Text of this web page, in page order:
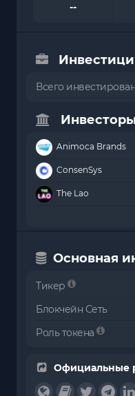
--
Всего
Animoca Brands
ConsenSys
The Lao
Основная
Тикер
Блокчейн Сеть
Роль токена
Официальные